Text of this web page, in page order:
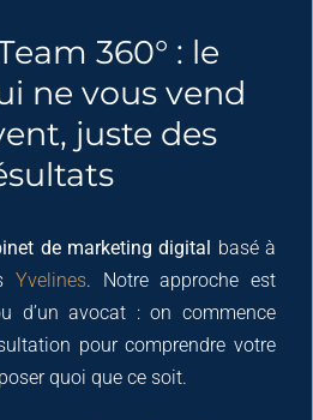
360° : le
ne vous vend
juste des
de marketing digital basé à
Yvelines. Notre approche est
d’un avocat : on commence
pour comprendre votre
quoi que ce soit.